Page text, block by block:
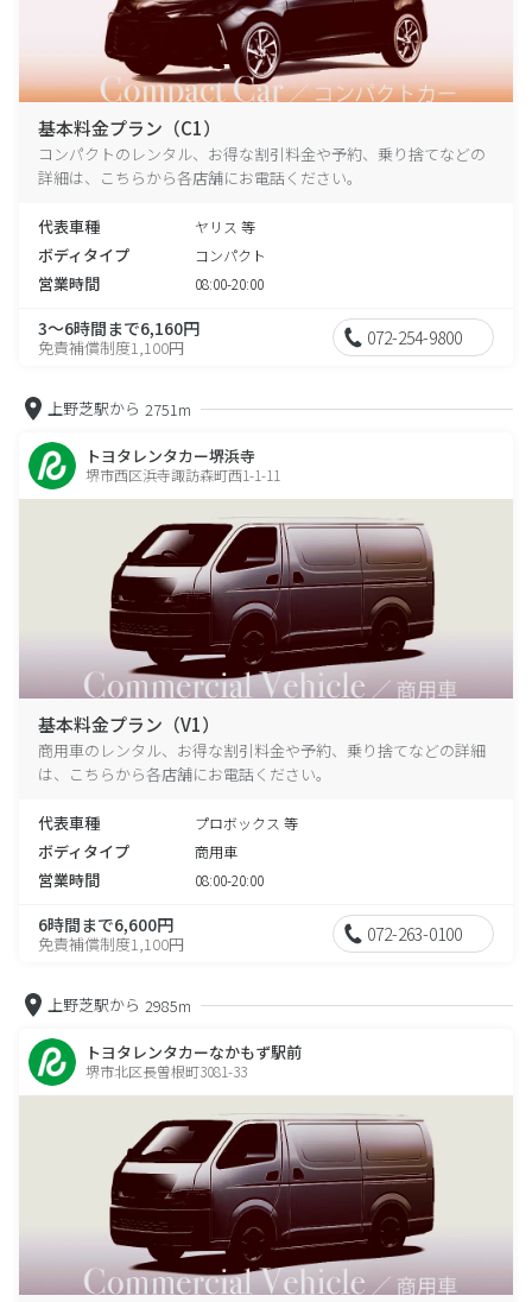
基本料金プラン（C1）
コンパクトのレンタル、お得な割引料金や予約、乗り捨てなどの
詳細は、こちらから各店舗にお電話ください。
代表車種 ヤリス 等
ボディタイプ コンパクト
営業時間 08:00-20:00
3～6時間まで6,160円
免責補償制度1,100円 072-254-9800
上野芝駅から 2751m
トヨタレンタカー堺浜寺
堺市西区浜寺諏訪森町西1-1-11
基本料金プラン（V1）
商用車のレンタル、お得な割引料金や予約、乗り捨てなどの詳細
は、こちらから各店舗にお電話ください。
代表車種 プロボックス 等
ボディタイプ 商用車
営業時間 08:00-20:00
6時間まで6,600円
免責補償制度1,100円 072-263-0100
上野芝駅から 2985m
トヨタレンタカーなかもず駅前
堺市北区長曽根町3081-33